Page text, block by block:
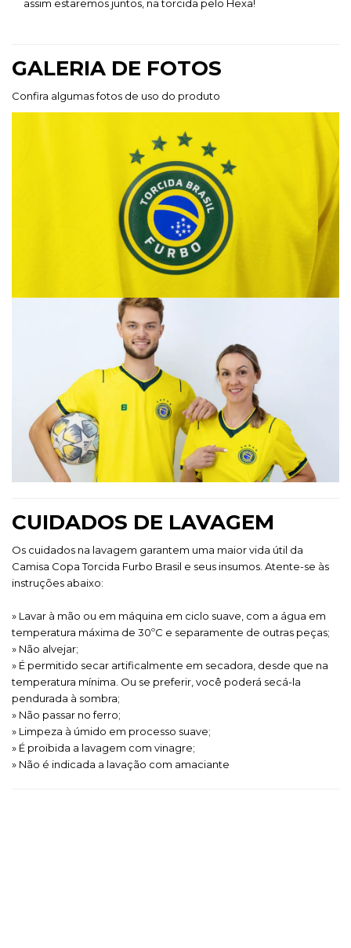
assim estaremos juntos, na torcida pelo Hexa!
GALERIA DE FOTOS
Confira algumas fotos de uso do produto
CUIDADOS DE LAVAGEM
Os cuidados na lavagem garantem uma maior vida útil da
Camisa Copa Torcida Furbo Brasil e seus insumos. Atente-se às
instruções abaixo:
» Lavar à mão ou em máquina em ciclo suave, com a água em
temperatura máxima de 30ºC e separamente de outras peças;
» Não alvejar;
» É permitido secar artificalmente em secadora, desde que na
temperatura mínima. Ou se preferir, você poderá secá-la
pendurada à sombra;
» Não passar no ferro;
» Limpeza à úmido em processo suave;
» É proibida a lavagem com vinagre;
» Não é indicada a lavação com amaciante